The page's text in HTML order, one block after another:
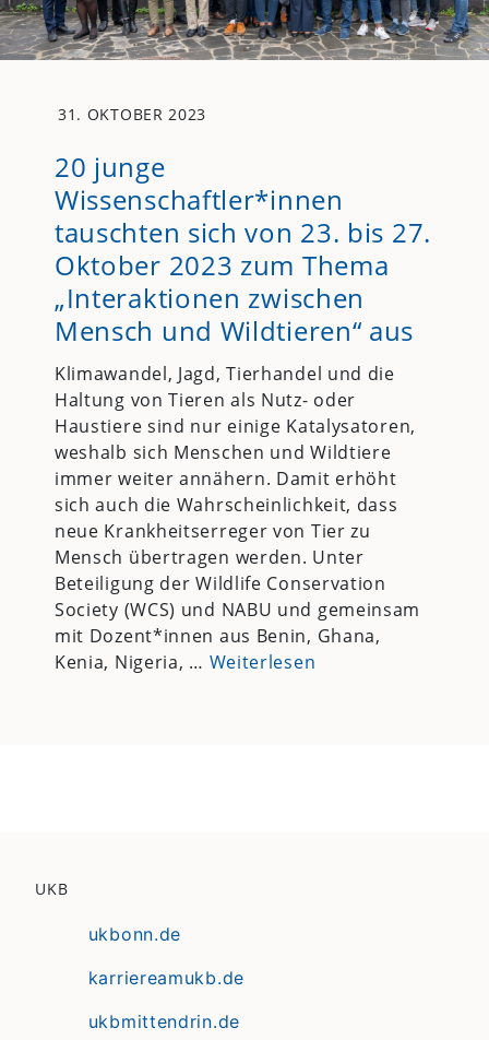
31. OKTOBER 2023
20 junge
Wissenschaftler*innen
tauschten sich von 23. bis 27.
Oktober 2023 zum Thema
„Interaktionen zwischen
Mensch und Wildtieren“ aus
Klimawandel, Jagd, Tierhandel und die
Haltung von Tieren als Nutz- oder
Haustiere sind nur einige Katalysatoren,
weshalb sich Menschen und Wildtiere
immer weiter annähern. Damit erhöht
sich auch die Wahrscheinlichkeit, dass
neue Krankheitserreger von Tier zu
Mensch übertragen werden. Unter
Beteiligung der Wildlife Conservation
Society (WCS) und NABU und gemeinsam
mit Dozent*innen aus Benin, Ghana,
Kenia, Nigeria, … Weiterlesen
UKB
ukbonn.de
karriereamukb.de
ukbmittendrin.de